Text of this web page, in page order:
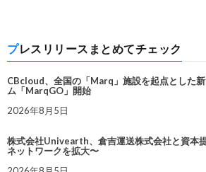
プレスリリースまとめてチェック
CBcloud、全国の「Marq」施設を起点とした
ム「MarqGO」開始
2026年8月5日
株式会社Univearth、倉吉運送株式会社と資本
ネットワークを拡大〜